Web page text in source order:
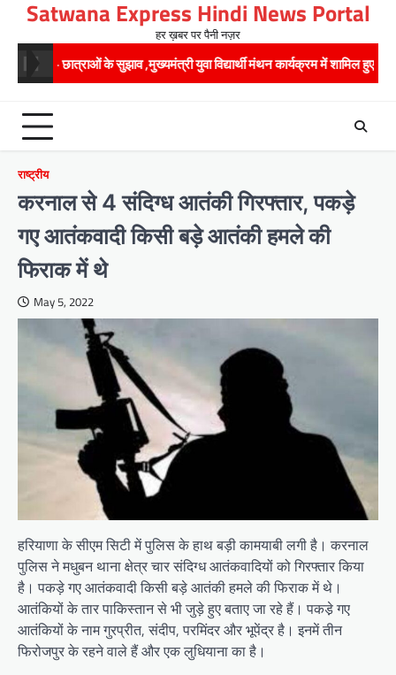
content
Satwana Express Hindi News Portal
हर ख़बर पर पैनी नज़र
के सुझाव ,मुख्यमंत्री युवा विद्यार्थी मंथन कार्यक्रम में शामिल हुए सीएम पुष्कर सिंह धामी
राष्ट्रीय
करनाल से 4 संदिग्ध आतंकी गिरफ्तार, पकड़े
गए आतंकवादी किसी बड़े आतंकी हमले की
फिराक में थे
May 5, 2022
हरियाणा के सीएम सिटी में पुलिस के हाथ बड़ी कामयाबी लगी है। करनाल
पुलिस ने मधुबन थाना क्षेत्र चार संदिग्ध आतंकवादियों को गिरफ्तार किया
है। पकड़े गए आतंकवादी किसी बड़े आतंकी हमले की फिराक में थे।
आतंकियों के तार पाकिस्तान से भी जुड़े हुए बताए जा रहे हैं। पकडे़ गए
आतंकियों के नाम गुरप्रीत, संदीप, परमिंदर और भूपेंद्र है। इनमें तीन
फिरोजपुर के रहने वाले हैं और एक लुधियाना का है।